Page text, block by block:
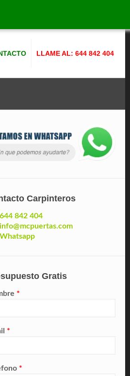
LLAME AL: 644 842 404
Carpinteros
644 842 404
info@mcpuertas.com
Whatsapp
Gratis
*
*
*